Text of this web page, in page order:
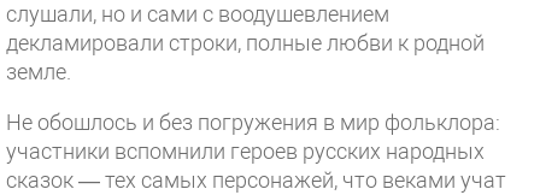
слушали, но и сами с воодушевлением
декламировали строки, полные любви к родной
земле.
Не обошлось и без погружения в мир фольклора:
участники вспомнили героев русских народных
сказок — тех самых персонажей, что веками учат